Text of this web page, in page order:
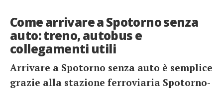
Come arrivare a Spotorno senza
auto: treno, autobus e
collegamenti utili
Arrivare a Spotorno senza auto è semplice
grazie alla stazione ferroviaria Spotorno-